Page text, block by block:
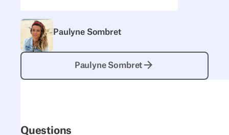
Paulyne Sombret
Paulyne Sombret
Questions